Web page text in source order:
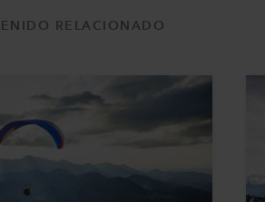
RELACIONADO